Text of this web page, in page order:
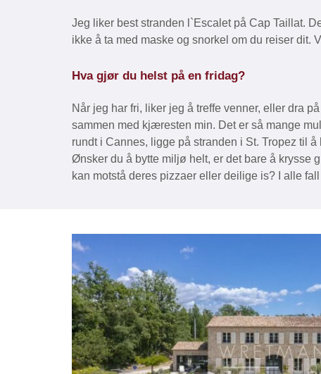
Jeg liker best stranden l`Escalet på Cap Taillat.
ikke å ta med maske og snorkel om du reiser dit.
Hva gjør du helst på en fridag?
Når jeg har fri, liker jeg å treffe venner, eller dra
sammen med kjæresten min. Det er så mange
rundt i Cannes, ligge på stranden i St. Tropez til
Ønsker du å bytte miljø helt, er det bare å krysse
kan motstå deres pizzaer eller deilige is? I alle